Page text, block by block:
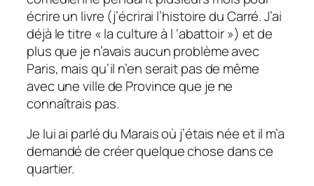
écrire un livre (j’écrirai l’histoire du Carré. J’ai
déjà le titre « la culture à l ‘abattoir ») et de
plus que je n’avais aucun problème avec
Paris, mais qu’il n’en serait pas de même
avec une ville de Province que je ne
connaîtrais pas.
Je lui ai parlé du Marais où j’étais née et il m’a
demandé de créer quelque chose dans ce
quartier.